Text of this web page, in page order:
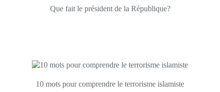
Que fait le président de la République?
10 mots pour comprendre le terrorisme islamiste